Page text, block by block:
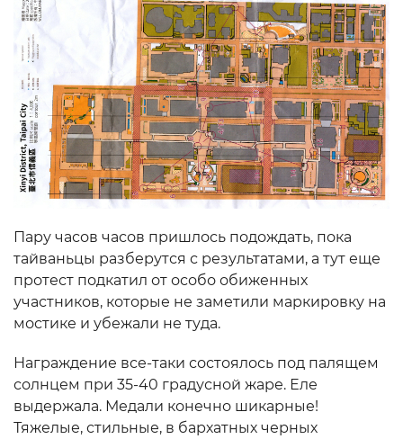
Пару часов часов пришлось подождать, пока
тайваньцы разберутся с результатами, а тут еще
протест подкатил от особо обиженных
участников, которые не заметили маркировку на
мостике и убежали не туда.
Награждение все-таки состоялось под палящем
солнцем при 35-40 градусной жаре. Еле
выдержала. Медали конечно шикарные!
Тяжелые, стильные, в бархатных черных